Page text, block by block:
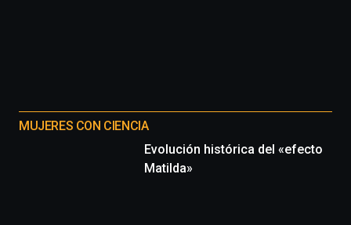
MUJERES CON CIENCIA
Evolución histórica del «efecto
Matilda»